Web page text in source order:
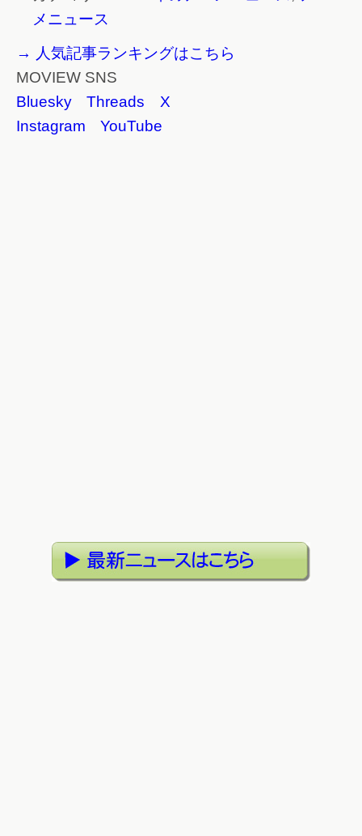
メニュース
→ 人気記事ランキングはこちら
MOVIEW SNS
Bluesky
Threads
X
Instagram
YouTube